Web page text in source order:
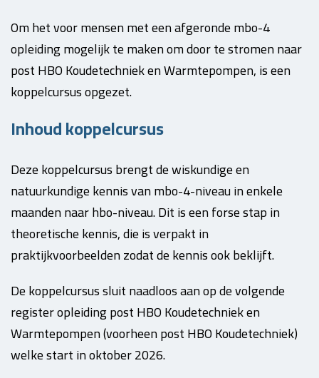
Om het voor mensen met een afgeronde mbo-4
opleiding mogelijk te maken om door te stromen naar
post HBO Koudetechniek en Warmtepompen, is een
koppelcursus opgezet.
Inhoud koppelcursus
Deze koppelcursus brengt de wiskundige en
natuurkundige kennis van mbo-4-niveau in enkele
maanden naar hbo-niveau.Dit is een forse stap in
theoretische kennis, die is verpakt in
praktijkvoorbeelden zodat de kennis ook beklijft.
De koppelcursus sluit naadloos aan op de volgende
register opleiding post HBO Koudetechniek en
Warmtepompen (voorheen post HBO Koudetechniek)
welke start in oktober 2026.